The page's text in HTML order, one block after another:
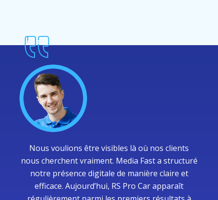
Nous voulions être visibles là où nos clients
nous cherchent vraiment. Media Fast a structuré
notre présence digitale de manière claire et
efficace. Aujourd’hui, RS Pro Car apparaît